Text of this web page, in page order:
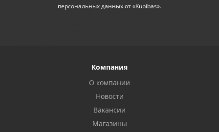
персональных данныхот «Kupibas».
Компания
О компании
Новости
Вакансии
Магазины